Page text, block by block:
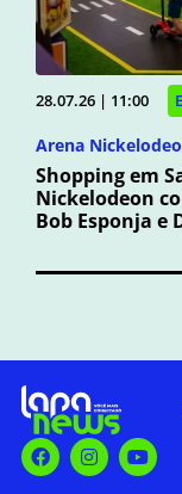
28.07.26 | 11:00
Arena
Shopping em
Nickelodeon
Bob Esponja e